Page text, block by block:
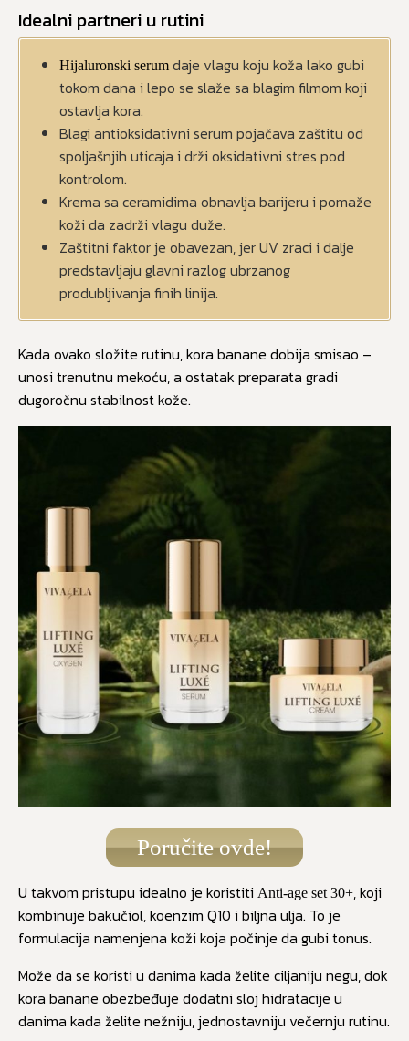
Idealni partneri u rutini
Hijaluronski serum daje vlagu koju koža lako gubi
tokom dana i lepo se slaže sa blagim filmom koji
ostavlja kora.
Blagi antioksidativni serum pojačava zaštitu od
spoljašnjih uticaja i drži oksidativni stres pod
kontrolom.
Krema sa ceramidima obnavlja barijeru i pomaže
koži da zadrži vlagu duže.
Zaštitni faktor je obavezan, jer UV zraci i dalje
predstavljaju glavni razlog ubrzanog
produbljivanja finih linija.
Kada ovako složite rutinu, kora banane dobija smisao –
unosi trenutnu mekoću, a ostatak preparata gradi
dugoročnu stabilnost kože.
Poručite ovde!
U takvom pristupu idealno je koristiti Anti-age set 30+, koji
kombinuje bakučiol, koenzim Q10 i biljna ulja. To je
formulacija namenjena koži koja počinje da gubi tonus.
Može da se koristi u danima kada želite ciljaniju negu, dok
kora banane obezbeđuje dodatni sloj hidratacije u
danima kada želite nežniju, jednostavniju večernju rutinu.